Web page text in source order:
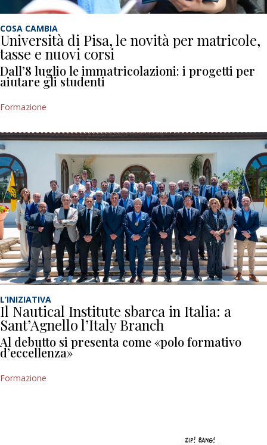
COSA CAMBIA
Università di Pisa, le novità per matricole,
tasse e nuovi corsi
Dall’8 luglio le immatricolazioni: i progetti per
aiutare gli studenti
Formazione
L’INIZIATIVA
Il Nautical Institute sbarca in Italia: a
Sant’Agnello l’Italy Branch
Al debutto si presenta come «polo formativo
d’eccellenza»
Formazione